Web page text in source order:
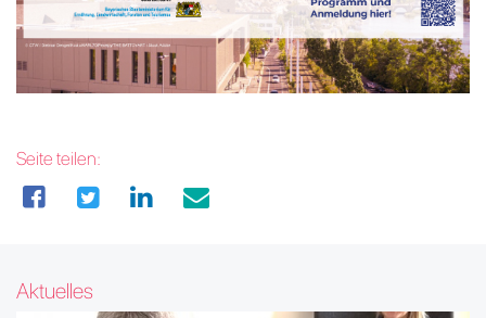
Seite teilen:
Aktuelles